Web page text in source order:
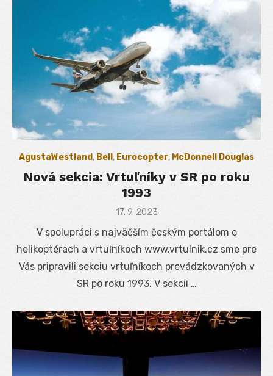
AgustaWestland, Bell , Eurocopter, McDonnell Douglas
Nová sekcia: Vrtuľníky v SR po roku
1993
Posted
17. 9. 2023
V spolupráci s najväčším českým portálom o
helikoptérach a vrtuľníkoch www.vrtulnik.cz sme pre
Vás pripravili sekciu vrtuľníkoch prevádzkovaných v
SR po roku 1993. V sekcii …